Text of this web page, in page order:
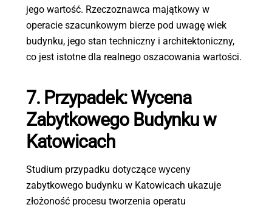
jego wartość. Rzeczoznawca majątkowy w
operacie szacunkowym bierze pod uwagę wiek
budynku, jego stan techniczny i architektoniczny,
co jest istotne dla realnego oszacowania wartości.
7. Przypadek: Wycena
Zabytkowego Budynku w
Katowicach
Studium przypadku dotyczące wyceny
zabytkowego budynku w Katowicach ukazuje
złożoność procesu tworzenia operatu